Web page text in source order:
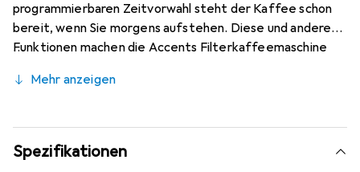
programmierbaren Zeitvorwahl steht der Kaffee schon
bereit, wenn Sie morgens aufstehen. Diese und andere
Funktionen machen die Accents Filterkaffeemaschine
Geschmack lieben, aber nicht auf die Schnelligkeit und
verzichten wollen.
Mehr anzeigen
Spezifikationen